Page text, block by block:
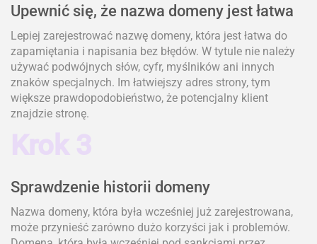
Upewnić się, że nazwa domeny jest łatwa
Lepiej zarejestrować nazwę domeny, która jest łatwa do
zapamiętania i napisania bez błędów. W tytule nie należy
używać podwójnych słów, cyfr, myślników ani innych
znaków specjalnych. Im łatwiejszy adres strony, tym
większe prawdopodobieństwo, że potencjalny klient
znajdzie stronę.
Krok 3
Sprawdzenie historii domeny
Nazwa domeny, która była wcześniej już zarejestrowana,
może przynieść zarówno dużo korzyści jak i problemów.